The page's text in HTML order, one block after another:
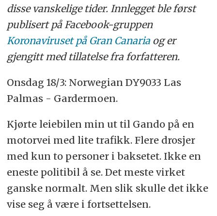
disse vanskelige tider. Innlegget ble først
publisert på Facebook-gruppen
Koronaviruset på Gran Canariaog er
gjengitt med tillatelse fra forfatteren.
Onsdag 18/3: Norwegian DY9033 Las
Palmas - Gardermoen.
Kjørte leiebilen min ut til Gando på en
motorvei med lite trafikk. Flere drosjer
med kun to personer i baksetet. Ikke en
eneste politibil å se. Det meste virket
ganske normalt. Men slik skulle det ikke
vise seg å være i fortsettelsen.